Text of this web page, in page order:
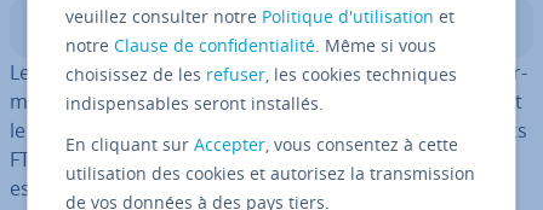
Sommaire
Les ports FTP sont des points de com­mu­ni­ca­tion. Ils per­
met­tent la trans­mis­sion de données entre le terminal et
le serveur grâce au protocole FTP. On distingue les ports
FTP en mode passif et ceux en mode actif. Ce protocole
est toutefois re­la­ti­ve­ment peu sûr.
veuillez consulter notre Politique d'utilisation et
notreClause de confidentialité. Même si vous
choisissez de les refuser, les cookies techniques
indispensables seront installés.
En cliquant surAccepter, vous consentez à cette
utilisation des cookies et autorisez la transmission
de vos données à des pays tiers.